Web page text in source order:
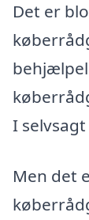
Det er
I selvsagt
Men det